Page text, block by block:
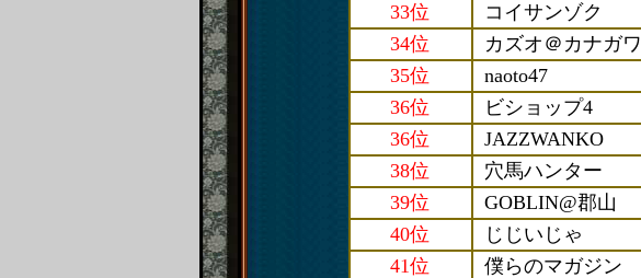
33位
コイサンゾク
34位
カズオ＠カナガワ
35位
naoto47
36位
ビショップ4
36位
JAZZWANKO
38位
穴馬ハンター
39位
GOBLIN@郡山
40位
じじいじゃ
41位
僕らのマガジン